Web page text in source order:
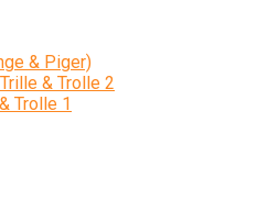
& Piger)
& Trolle 2
Trolle 1